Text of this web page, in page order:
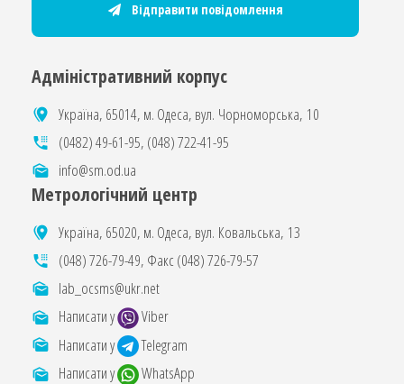
Відправити повідомлення
Адміністративний корпус
Україна, 65014, м. Одеса, вул. Чорноморська, 10
(0482) 49-61-95, (048) 722-41-95
info@sm.od.ua
Метрологічний центр
Україна, 65020, м. Одеса, вул. Ковальська, 13
(048) 726-79-49, Факс (048) 726-79-57
lab_ocsms@ukr.net
Написати у
Viber
Написати у
Telegram
Написати у
WhatsApp